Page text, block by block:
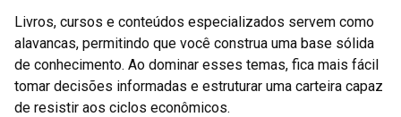
Livros, cursos e conteúdos especializados servem como
alavancas, permitindo que você construa uma base sólida
de conhecimento. Ao dominar esses temas, fica mais fácil
tomar decisões informadas e estruturar uma carteira capaz
de resistir aos ciclos econômicos.